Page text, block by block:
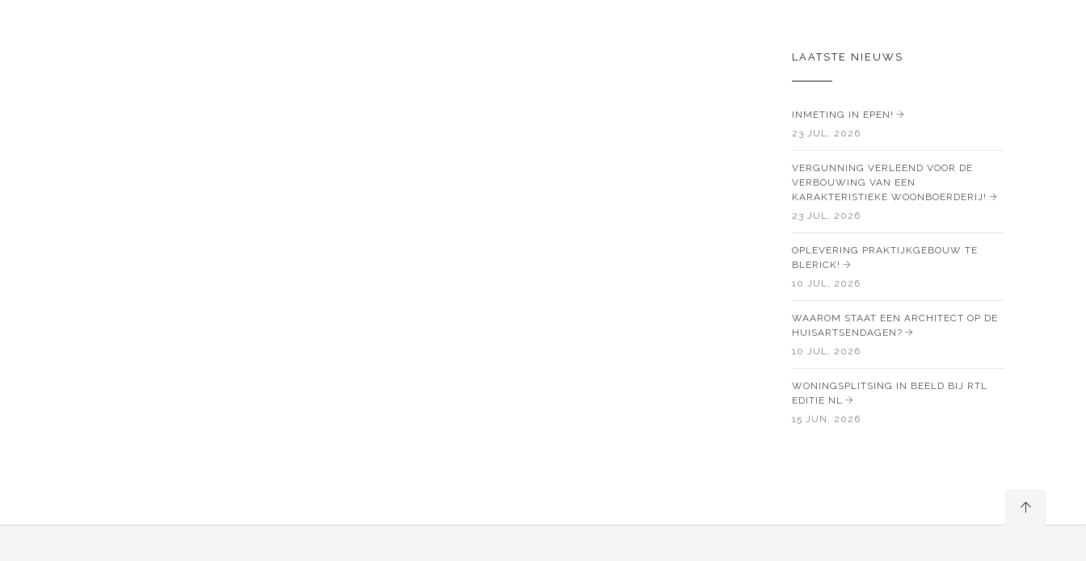
LAATSTE NIEUWS
INMETING IN EPEN!
23 JUL, 2026
VERGUNNING VERLEEND VOOR DE
VERBOUWING VAN EEN
KARAKTERISTIEKE WOONBOERDERIJ!
23 JUL, 2026
OPLEVERING PRAKTIJKGEBOUW TE
BLERICK!
10 JUL, 2026
WAAROM STAAT EEN ARCHITECT OP DE
HUISARTSENDAGEN?
10 JUL, 2026
WONINGSPLITSING IN BEELD BIJ RTL
EDITIE NL
15 JUN, 2026